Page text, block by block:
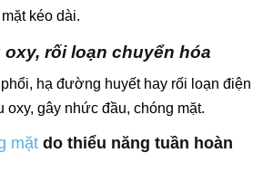
kéo dài.
oxy, rối loạn chuyển hóa
hạ đường huyết hay rối loạn điện
oxy, gây nhức đầu, chóng mặt.
mặt do thiểu năng tuần hoàn